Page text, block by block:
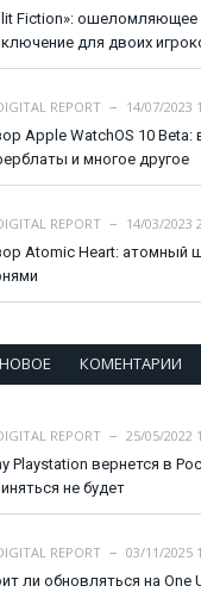
Fiction»: ошеломляющее
для двоих
REPORT
14/07/2023
Apple WatchOS 10 Beta:
и многое другое
REPORT
14/03/2023
Atomic Heart: атомный
НОВОЕ КОМЕНТАРИИ
REPORT
25/05/2022
Playstation вернется в
не будет
REPORT
03/11/2025
ли обновляться на One